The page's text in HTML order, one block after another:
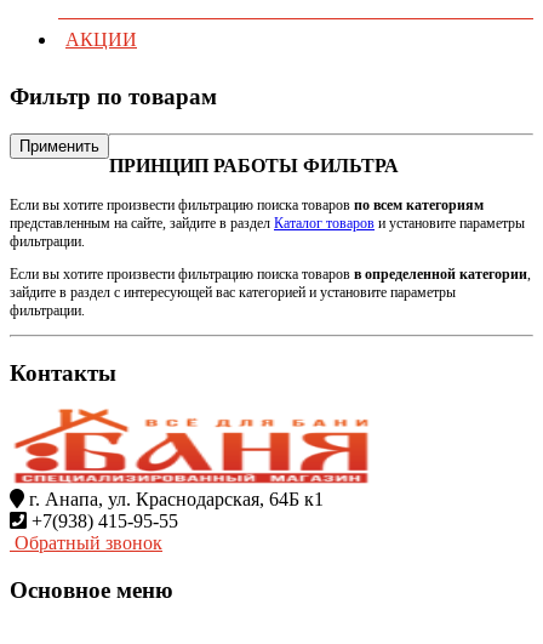
АКЦИИ
Фильтр по товарам
Применить
ПРИНЦИП РАБОТЫ ФИЛЬТРА
Если вы хотите произвести фильтрацию поиска товаров по всем категориям
представленным на сайте, зайдите в раздел Каталог товаров и установите параметры
фильтрации.
Если вы хотите произвести фильтрацию поиска товаров в определенной категории,
зайдите в раздел с интересующей вас категорией и установите параметры
фильтрации.
Контакты
г. Анапа, ул. Краснодарская, 64Б к1
+7(938) 415-95-55
Обратный звонок
Основное меню